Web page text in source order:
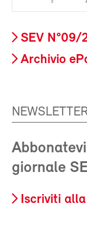
SEV N°09/
Archivio
giornale
Iscriviti